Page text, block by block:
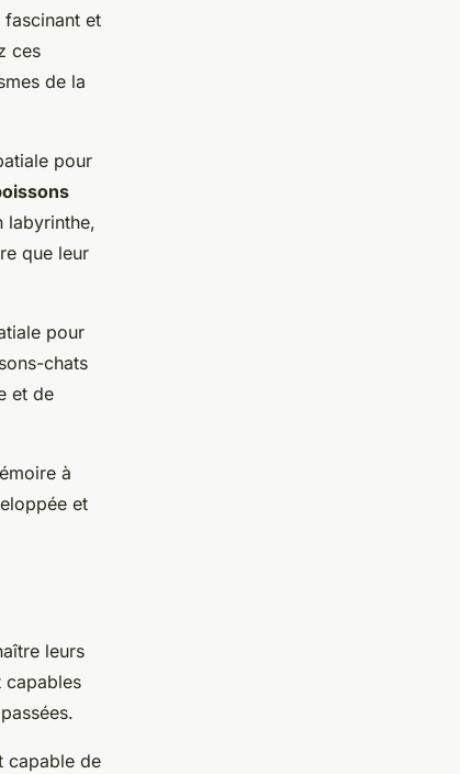
fascinant et
ces
de la
pour
labyrinthe,
que leur
pour
chats
et de
à
et
leurs
capables
capable de